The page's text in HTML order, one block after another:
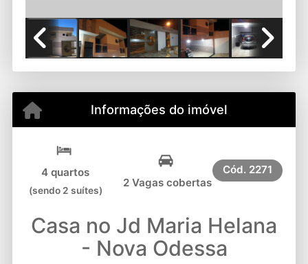
Previous Next
Informações do imóvel
4 quartos
(sendo 2 suítes)
2 Vagas cobertas
Cód. 2271
Casa no Jd Maria Helana
- Nova Odessa